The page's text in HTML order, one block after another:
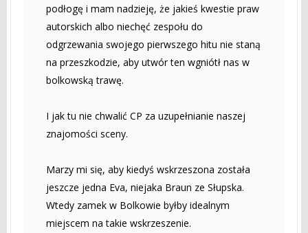
podłogę i mam nadzieję, że jakieś kwestie praw
autorskich albo niechęć zespołu do
odgrzewania swojego pierwszego hitu nie staną
na przeszkodzie, aby utwór ten wgniótł nas w
bolkowską trawę.
I jak tu nie chwalić CP za uzupełnianie naszej
znajomości sceny.
Marzy mi się, aby kiedyś wskrzeszona została
jeszcze jedna Eva, niejaka Braun ze Słupska.
Wtedy zamek w Bolkowie byłby idealnym
miejscem na takie wskrzeszenie.